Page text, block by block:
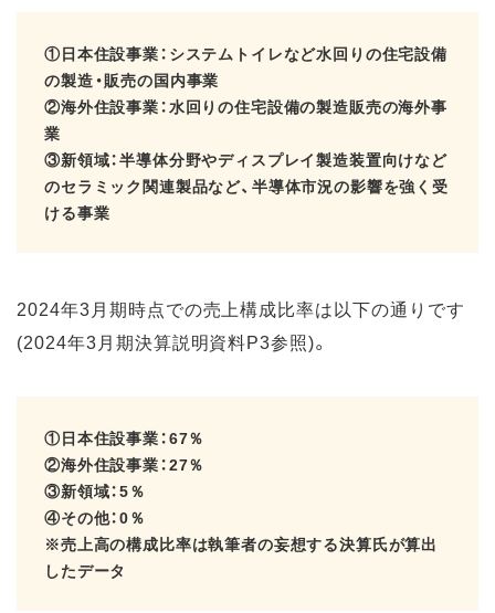
①日本住設事業：システムトイレなど水回りの住宅設備
の製造・販売の国内事業
②海外住設事業：水回りの住宅設備の製造販売の海外事
業
③新領域：半導体分野やディスプレイ製造装置向けなど
のセラミック関連製品など、半導体市況の影響を強く受
ける事業
2024年3月期時点での売上構成比率は以下の通りです
(2024年3月期決算説明資料P3参照)。
①日本住設事業：67％
②海外住設事業：27％
③新領域：5％
④その他：0％
※売上高の構成比率は執筆者の妄想する決算氏が算出
したデータ